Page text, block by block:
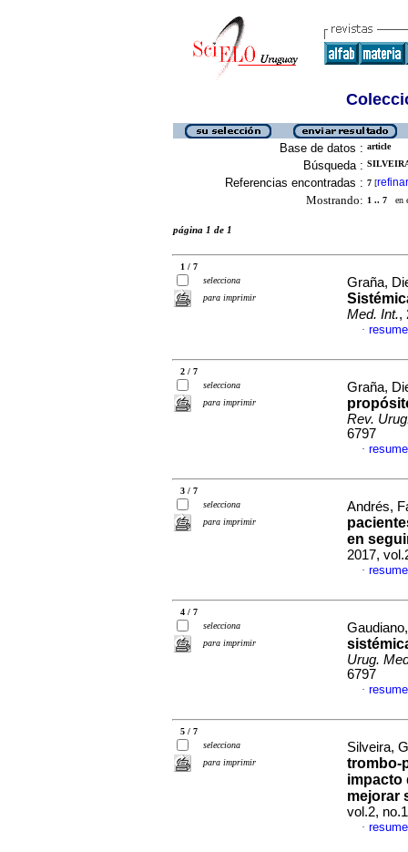
Base de datos : article
Búsqueda :
Referencias encontradas : 7 [refinar
Mostrando: 1 .. 7 en
página 1 de 1
1 / 7
selecciona
para imprimir
Graña,
Med. Int.,
·
2 / 7
selecciona
para imprimir
Graña,
Rev.
6797
·
3 / 7
selecciona
para imprimir
Andrés,
en
2017,
·
4 / 7
selecciona
para imprimir
Urug.
6797
·
5 / 7
selecciona
para imprimir
Silveira,
trombo-
impacto
mejorar
vol.2,
·